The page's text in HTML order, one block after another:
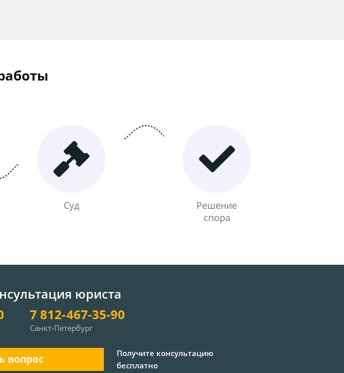
Суд
Решение
спора
юриста
7 812-467-35-90
Санкт-Петербург
вопрос
Получите консультацию
бесплатно